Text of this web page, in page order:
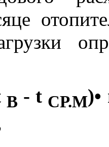
В -t СР.М)•